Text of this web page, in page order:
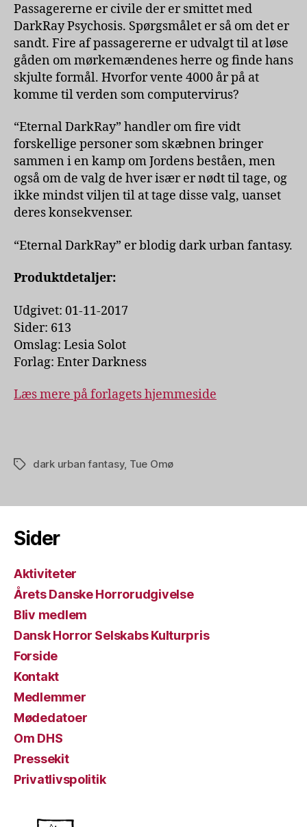
Passagererne er civile der er smittet med
DarkRay Psychosis. Spørgsmålet er så om det er
sandt. Fire af passagererne er udvalgt til at løse
gåden om mørkemændenes herre og finde hans
skjulte formål. Hvorfor vente 4000 år på at
komme til verden som computervirus?
“Eternal DarkRay” handler om fire vidt
forskellige personer som skæbnen bringer
sammen i en kamp om Jordens beståen, men
også om de valg de hver især er nødt til tage, og
ikke mindst viljen til at tage disse valg, uanset
deres konsekvenser.
“Eternal DarkRay” er blodig dark urban fantasy.
Produktdetaljer:
Udgivet: 01-11-2017
Sider: 613
Omslag: Lesia Solot
Forlag: Enter Darkness
Læs mere på forlagets hjemmeside
Tagsdark urban fantasy, Tue Omø
Sider
Aktiviteter
Årets Danske Horrorudgivelse
Bliv medlem
Dansk Horror Selskabs Kulturpris
Forside
Kontakt
Medlemmer
Mødedatoer
Om DHS
Pressekit
Privatlivspolitik